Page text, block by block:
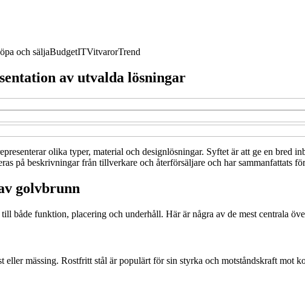
och säljaBudgetITVitvarorTrend
av utvalda lösningar
olika typer, material och designlösningar. Syftet är att ge en bred
på beskrivningar från tillverkare och återförsäljare och har sammanfattats
golvbrunn
både funktion, placering och underhåll. Här är några av de mest centrala
mässing. Rostfritt stål är populärt för sin styrka och motståndskraft mot